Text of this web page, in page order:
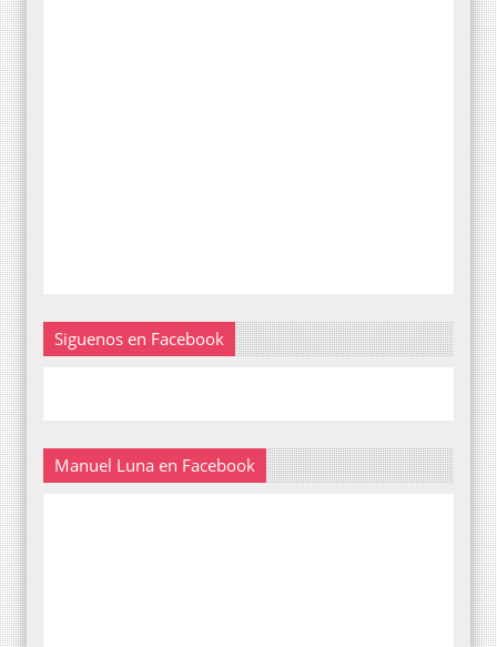
Siguenos en Facebook
Manuel Luna en Facebook